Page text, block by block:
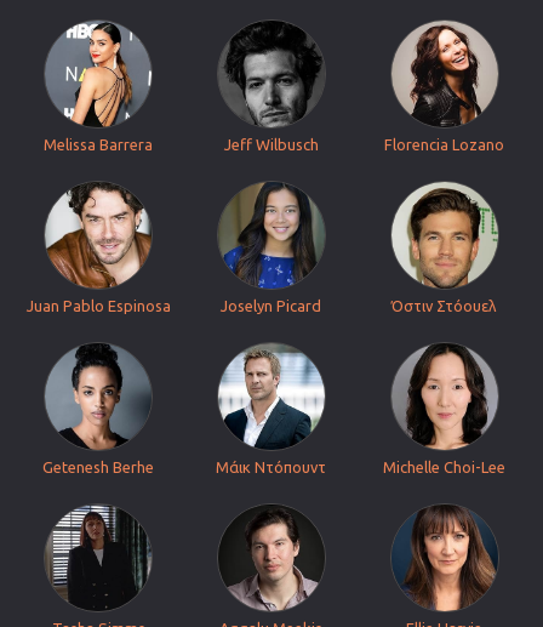
Melissa Barrera Jeff Wilbusch Florencia Lozano
Juan Pablo Espinosa Joselyn Picard Όστιν Στόουελ
Getenesh Berhe Μάικ Ντόπουντ Michelle Choi-Lee